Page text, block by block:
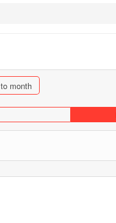
month